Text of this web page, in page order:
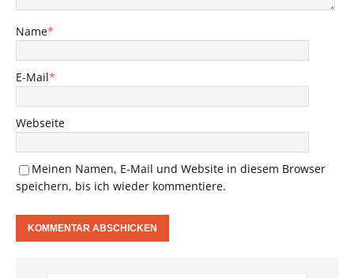
Name*
E-Mail*
Webseite
Meinen Namen, E-Mail und Website in diesem Browser
speichern, bis ich wieder kommentiere.